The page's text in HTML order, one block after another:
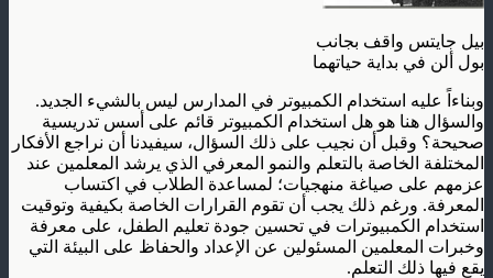
بيل جايتس واقف بجانب
بول ألن في بداية حياتهما
وبناءاً عليه استخدام الكمبيوتر في المدارس ليس بالشيء الجديد.
والسؤال هنا هو هل استخدام الكمبيوتر قائم على أسس تدريسية
صحيحة؟ وقبل أن نجيب على ذلك السؤال، سيفيدنا أن نراجع الأفكار
المختلفة الخاصة بالتعلم والنمو المعرفي الذي يرشد المعلمين عند
عزمهم على صياغة منهجيات؛ لمساعدة الطلاب في اكتساب
المعرفة. ورغم ذلك يجب أن تقوم القرارات الخاصة بكيفية وتوقيت
استخدام الكمبيوترات في تحسين جودة تعليم الطفل، على معرفة
وخبرات المعلمين المسئولين عن الإعداد والحفاظ على البيئة التي
يقع فيها ذلك التعلم.